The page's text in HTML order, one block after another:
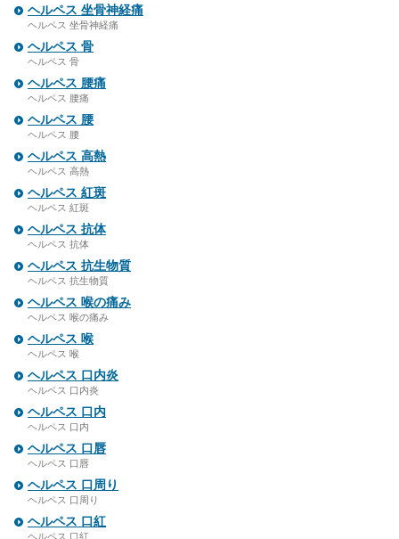
ヘルペス 坐骨神経痛
ヘルペス 坐骨神経痛
ヘルペス 骨
ヘルペス 骨
ヘルペス 腰痛
ヘルペス 腰痛
ヘルペス 腰
ヘルペス 腰
ヘルペス 高熱
ヘルペス 高熱
ヘルペス 紅斑
ヘルペス 紅斑
ヘルペス 抗体
ヘルペス 抗体
ヘルペス 抗生物質
ヘルペス 抗生物質
ヘルペス 喉の痛み
ヘルペス 喉の痛み
ヘルペス 喉
ヘルペス 喉
ヘルペス 口内炎
ヘルペス 口内炎
ヘルペス 口内
ヘルペス 口内
ヘルペス 口唇
ヘルペス 口唇
ヘルペス 口周り
ヘルペス 口周り
ヘルペス 口紅
ヘルペス 口紅